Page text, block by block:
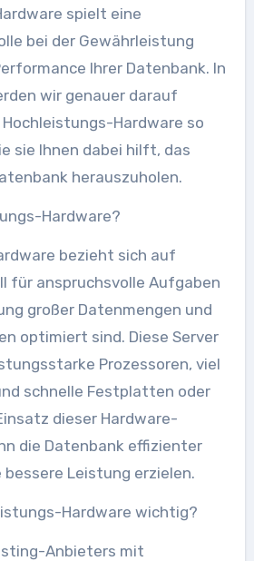
spielt eine
bei der Gewährleistung
Ihrer Datenbank. In
wir genauer darauf
Hardware so
sie Ihnen dabei hilft, das
herauszuholen.
Hardware?
bezieht sich auf
für anspruchsvolle Aufgaben
großer Datenmengen und
optimiert sind. Diese Server
Prozessoren, viel
schnelle Festplatten oder
dieser Hardware-
die Datenbank effizienter
Leistung erzielen.
Hardware wichtig?
Anbieters mit